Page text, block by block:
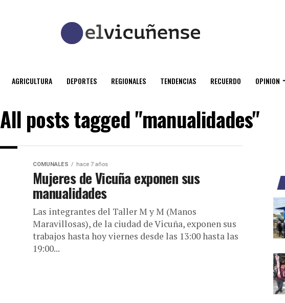
AGRICULTURA DEPORTES REGIONALES TENDENCIAS RECUERDO OPINION
All posts tagged "manualidades"
COMUNALES hace 7 años
Mujeres de Vicuña exponen sus
manualidades
Las integrantes del Taller M y M (Manos
Maravillosas), de la ciudad de Vicuña, exponen sus
trabajos hasta hoy viernes desde las 13:00 hasta las
19:00...